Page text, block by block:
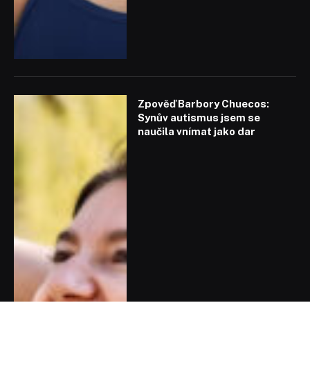
Zpověď Barbory Chuecos:
Synův autismus jsem se
naučila vnímat jako dar